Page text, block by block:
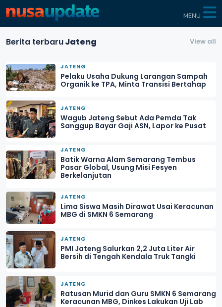
MENU
Berita terbaruJateng View all
JATENG
Pelaku Usaha Dukung Larangan Sampah
Organik ke TPA, Minta Transisi Bertahap
JATENG
Wagub Jateng Sebut Ada Pemda Tak
Sanggup Bayar Gaji ASN, Lapor ke Pusat
JATENG
Batik Warna Alam Semarang Tembus
Pasar Global, Usung Misi Fesyen
Berkelanjutan
JATENG
Lima Siswa Masih Dirawat Usai Keracunan
MBG di SMKN 6 Semarang
JATENG
PMI Jateng Salurkan 2,2 Juta Liter Air
Bersih di Tengah Kendala Truk Tangki
JATENG
Ratusan Murid dan Guru SMKN 6 Semarang
Keracunan MBG, Dinkes Lakukan Uji Lab